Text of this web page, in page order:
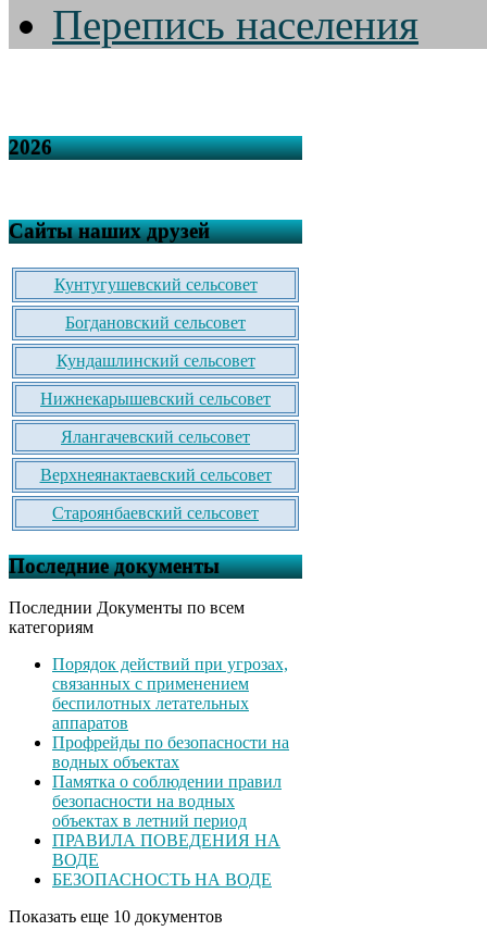
Перепись населения
2026
Сайты наших друзей
Кунтугушевский сельсовет
Богдановский сельсовет
Кундашлинский сельсовет
Нижнекарышевский сельсовет
Ялангачевский сельсовет
Верхнеянактаевский сельсовет
Староянбаевский сельсовет
Последние документы
Последнии Документы по всем
категориям
Порядок действий при угрозах,
связанных с применением
беспилотных летательных
аппаратов
Профрейды по безопасности на
водных объектах
Памятка о соблюдении правил
безопасности на водных
объектах в летний период
ПРАВИЛА ПОВЕДЕНИЯ НА
ВОДЕ
БЕЗОПАСНОСТЬ НА ВОДЕ
Показать еще 10 документов